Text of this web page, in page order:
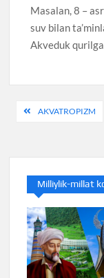
Masalan, 8 –
suv bilan
Akveduk
PostAKVATROPIZM
Milliylik-millat